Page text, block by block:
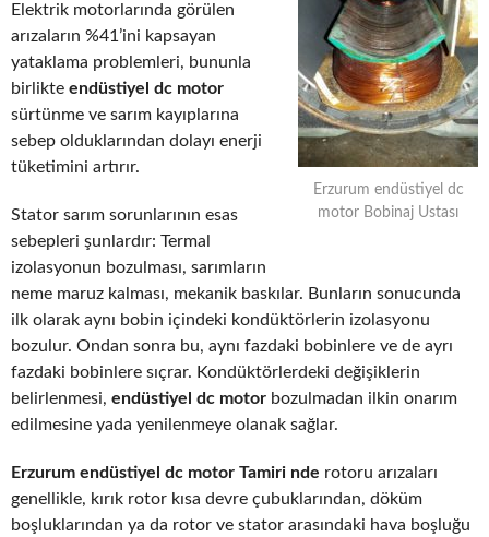
Erzurum endüstiyel dc
motor Bobinaj Ustası
Elektrik motorlarında görülen
arızaların %41’ini kapsayan
yataklama problemleri, bununla
birlikte endüstiyel dc motor
sürtünme ve sarım kayıplarına
sebep olduklarından dolayı enerji
tüketimini artırır.
Stator sarım sorunlarının esas
sebepleri şunlardır: Termal
izolasyonun bozulması, sarımların
neme maruz kalması, mekanik baskılar. Bunların sonucunda
ilk olarak aynı bobin içindeki kondüktörlerin izolasyonu
bozulur. Ondan sonra bu, aynı fazdaki bobinlere ve de ayrı
fazdaki bobinlere sıçrar. Kondüktörlerdeki değişiklerin
belirlenmesi, endüstiyel dc motor bozulmadan ilkin onarım
edilmesine yada yenilenmeye olanak sağlar.
Erzurum endüstiyel dc motor Tamiri nde rotoru arızaları
genellikle, kırık rotor kısa devre çubuklarından, döküm
boşluklarından ya da rotor ve stator arasındaki hava boşluğu